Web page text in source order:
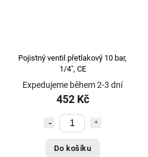
Pojistný ventil přetlakový 10 bar,
1/4", CE
Expedujeme během 2-3 dní
452 Kč
Do košíku